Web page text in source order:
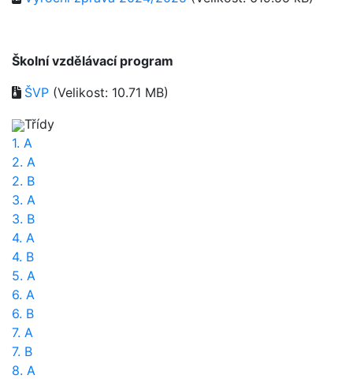
Školní vzdělávací program
ŠVP (Velikost: 10.71 MB)
Třídy
1. A
2. A
2. B
3. A
3. B
4. A
4. B
5. A
6. A
6. B
7. A
7. B
8. A